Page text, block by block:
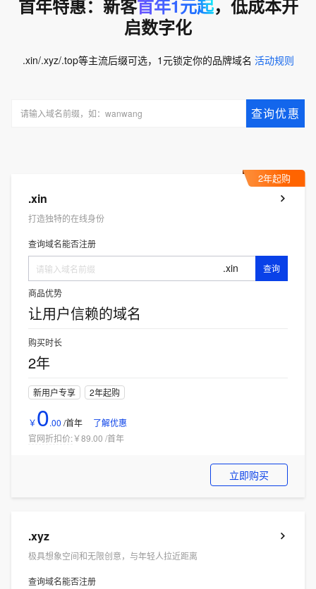
首年特惠：新客首年1元起，低成本开
启数字化
.xin/.xyz/.top等主流后缀可选，1元锁定你的品牌域名 活动规则
查询优惠
2年起购
.xin
打造独特的在线身份
查询域名能否注册
.xin 查询
商品优势
让用户信赖的域名
购买时长
2年
新用户专享 2年起购
￥0.00 /首年
了解优惠
官网折扣价:￥89.00 /首年
立即购买
.xyz
极具想象空间和无限创意，与年轻人拉近距离
查询域名能否注册